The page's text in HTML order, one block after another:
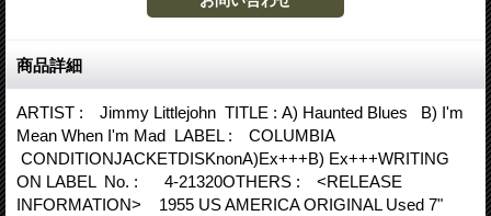
商品詳細
ARTIST : Jimmy Littlejohn TITLE : A) Haunted Blues B) I'm
Mean When I'm Mad LABEL : COLUMBIA
CONDITIONJACKETDISKnonA)Ex+++B) Ex+++WRITING
ON LABEL No. : 4-21320OTHERS : <RELEASE
INFORMATION> 1955 US AMERICA ORIGINAL Used 7"